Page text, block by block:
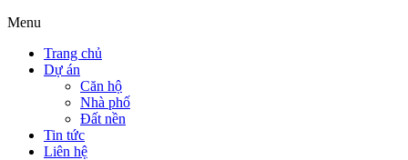
Menu
Trang chủ
Dự án
Căn hộ
Nhà phố
Đất nền
Tin tức
Liên hệ